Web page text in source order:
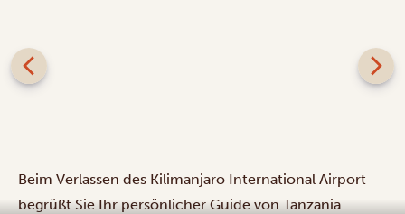
Beim Verlassen des Kilimanjaro International Airport
begrüßt Sie Ihr persönlicher Guide von Tanzania